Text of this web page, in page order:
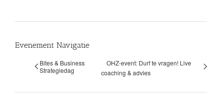
Evenement Navigatie
Bites & Business
Strategiedag
OHZ-event: Durf te vragen! Live
coaching & advies